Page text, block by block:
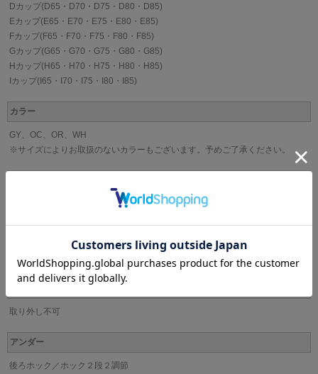
Dカップ(D65・D70・D75・D80・D85)
Eカップ(E65・E70・E75・E80・E85)
Fカップ(F65・F70・F75・F80・F85)
Gカップ(G65・G70・G75・G80・G85)
Hカップ(H65・H70・H75・H80・H85)
Iカップ(I65・I70・I75・I80・I85)
カラー
GY、OC、OR、WH
※サイズによりお取扱のないカラーもございます。予めご了承ください。
ポリエステル、ナイロン、ポリウレタン、(スリット糸使用）
パッドなし(パッド受けあり)
取り外し不可
アンダー
後ろホック／ホック２段２調節